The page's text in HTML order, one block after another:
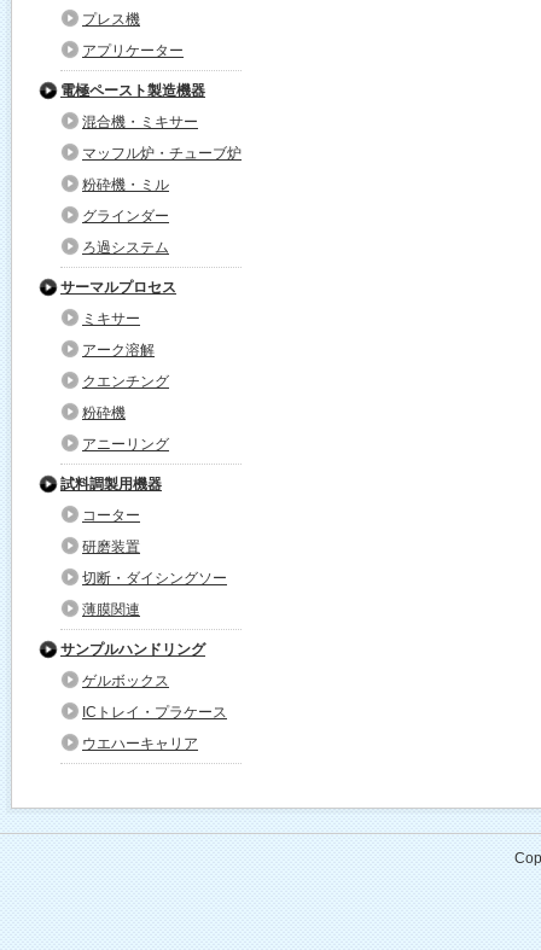
プレス機
アプリケーター
電極ペースト製造機器
混合機・ミキサー
マッフル炉・チューブ炉
粉砕機・ミル
グラインダー
ろ過システム
サーマルプロセス
ミキサー
アーク溶解
クエンチング
粉砕機
アニーリング
試料調製用機器
コーター
研磨装置
切断・ダイシングソー
薄膜関連
サンプルハンドリング
ゲルボックス
ICトレイ・プラケース
ウエハーキャリア